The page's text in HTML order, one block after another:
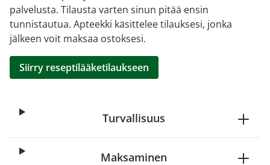
palvelusta. Tilausta varten sinun pitää ensin
tunnistautua. Apteekki käsittelee tilauksesi, jonka
jälkeen voit maksaa ostoksesi.
Siirry reseptilääketilaukseen
Turvallisuus
Maksaminen